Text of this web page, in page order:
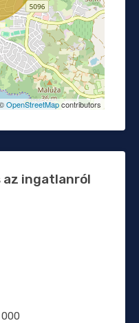
OpenStreetMapcontributors
az ingatlanról